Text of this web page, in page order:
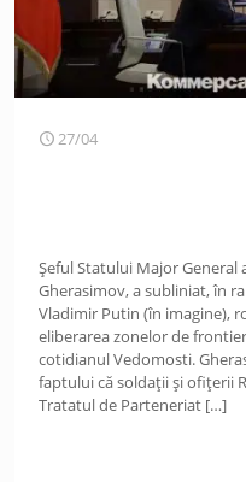
27/04
Șeful Statului Major General
Gherasimov, a subliniat, în
Vladimir Putin (în imagine),
eliberarea zonelor de
cotidianul Vedomosti.
faptului că soldații și ofițerii
Tratatul de Parteneriat […]